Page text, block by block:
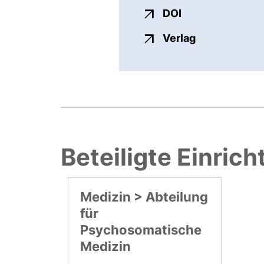
DOI
Verlagexterner
Beteiligte
Medizin > Abteilung
für
Psychosomatische
Medizin